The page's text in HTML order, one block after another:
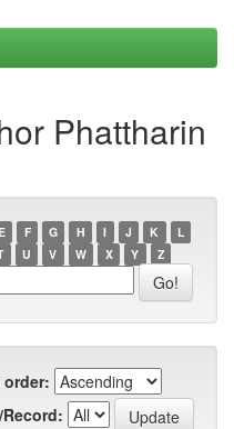
Phattharin
E F G H I J K
L
U V W X Y Z
order: